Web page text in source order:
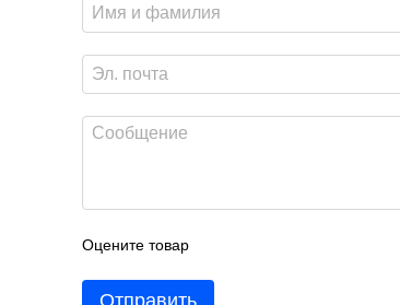
Оцените товар
Отправить